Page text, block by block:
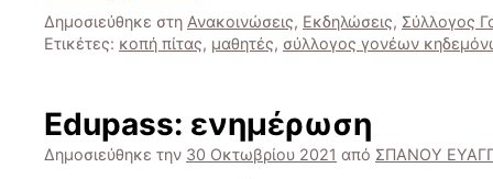
Δημοσιεύθηκε στη Ανακοινώσεις, Εκδηλώσεις, Σύλλογος
Ετικέτες: κοπή πίτας, μαθητές, σύλλογος γονέων
Edupass: ενημέρωση
Δημοσιεύθηκε την 30 Οκτωβρίου 2021 από ΣΠΑΝΟΥ